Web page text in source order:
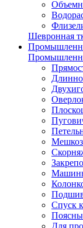
Шевронная
Спуск
Для